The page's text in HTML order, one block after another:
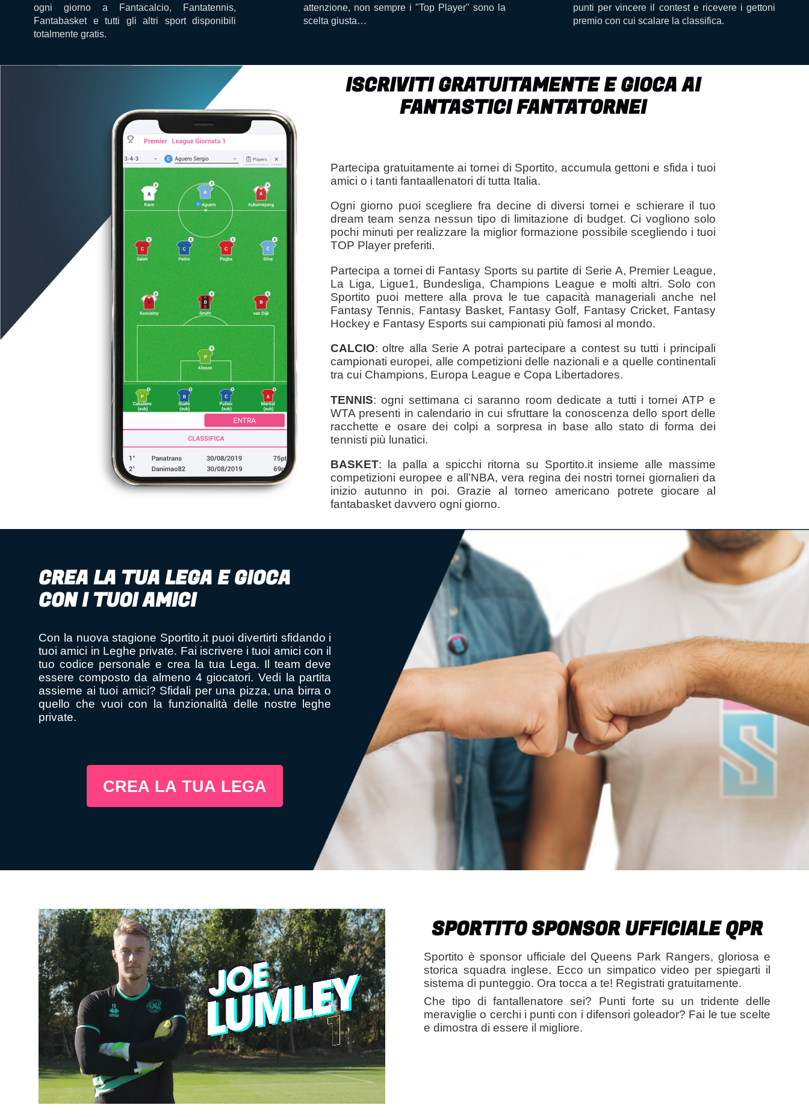
ogni giorno a Fantacalcio, Fantatennis,
Fantabasket e tutti gli altri sport disponibili
totalmente gratis.
attenzione, non sempre i "Top Player" sono la
scelta giusta…
punti per vincere il contest e ricevere i gettoni
premio con cui scalare la classifica.
ISCRIVITI GRATUITAMENTE E GIOCA AI
FANTASTICI FANTATORNEI
Partecipa gratuitamente ai tornei di Sportito, accumula gettoni e sfida i tuoi
amici o i tanti fantaallenatori di tutta Italia.
Ogni giorno puoi scegliere fra decine di diversi tornei e schierare il tuo
dream team senza nessun tipo di limitazione di budget. Ci vogliono solo
pochi minuti per realizzare la miglior formazione possibile scegliendo i tuoi
TOP Player preferiti.
Partecipa a tornei di Fantasy Sports su partite di Serie A, Premier League,
La Liga, Ligue1, Bundesliga, Champions League e molti altri. Solo con
Sportito puoi mettere alla prova le tue capacità manageriali anche nel
Fantasy Tennis, Fantasy Basket, Fantasy Golf, Fantasy Cricket, Fantasy
Hockey e Fantasy Esports sui campionati più famosi al mondo.
CALCIO: oltre alla Serie A potrai partecipare a contest su tutti i principali
campionati europei, alle competizioni delle nazionali e a quelle continentali
tra cui Champions, Europa League e Copa Libertadores.
TENNIS: ogni settimana ci saranno room dedicate a tutti i tornei ATP e
WTA presenti in calendario in cui sfruttare la conoscenza dello sport delle
racchette e osare dei colpi a sorpresa in base allo stato di forma dei
tennisti più lunatici.
BASKET: la palla a spicchi ritorna su Sportito.it insieme alle massime
competizioni europee e all’NBA, vera regina dei nostri tornei giornalieri da
inizio autunno in poi. Grazie al torneo americano potrete giocare al
fantabasket davvero ogni giorno.
CREA LA TUA LEGA E GIOCA
CON I TUOI AMICI
Con la nuova stagione Sportito.it puoi divertirti sfidando i
tuoi amici in Leghe private. Fai iscrivere i tuoi amici con il
tuo codice personale e crea la tua Lega. Il team deve
essere composto da almeno 4 giocatori. Vedi la partita
assieme ai tuoi amici? Sfidali per una pizza, una birra o
quello che vuoi con la funzionalità delle nostre leghe
private.
CREA LA TUA LEGA
SPORTITO SPONSOR UFFICIALE QPR
Sportito è sponsor ufficiale del Queens Park Rangers, gloriosa e
storica squadra inglese. Ecco un simpatico video per spiegarti il
sistema di punteggio. Ora tocca a te! Registrati gratuitamente.
Che tipo di fantallenatore sei? Punti forte su un tridente delle
meraviglie o cerchi i punti con i difensori goleador? Fai le tue scelte
e dimostra di essere il migliore.